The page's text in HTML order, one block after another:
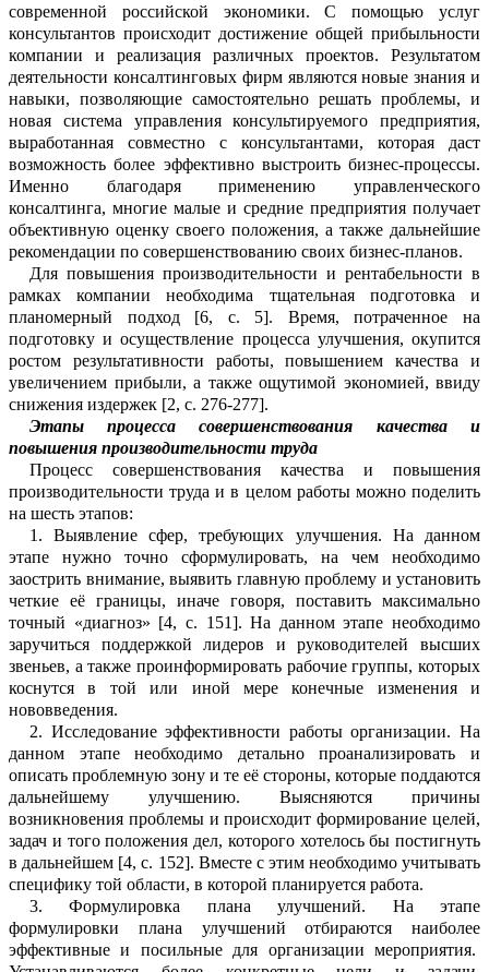
современной российской экономики. С помощью услуг
консультантов происходит достижение общей прибыльности
компании и реализация различных проектов. Результатом
деятельности консалтинговых фирм являются новые знания и
навыки, позволяющие самостоятельно решать проблемы, и
новая система управления консультируемого предприятия,
выработанная совместно с консультантами, которая даст
возможность более эффективно выстроить бизнес-процессы.
Именно благодаря применению управленческого
консалтинга, многие малые и средние предприятия получает
объективную оценку своего положения, а также дальнейшие
рекомендации по совершенствованию своих бизнес-планов.
Для повышения производительности и рентабельности в
рамках компании необходима тщательная подготовка и
планомерный подход [6, с. 5]. Время, потраченное на
подготовку и осуществление процесса улучшения, окупится
ростом результативности работы, повышением качества и
увеличением прибыли, а также ощутимой экономией, ввиду
снижения издержек [2, с. 276-277].
Этапы процесса совершенствования качества и
повышения производительности труда
Процесс совершенствования качества и повышения
производительности труда и в целом работы можно поделить
на шесть этапов:
1.
Выявление сфер, требующих улучшения. На данном
этапе нужно точно сформулировать, на чем необходимо
заострить внимание, выявить главную проблему и установить
четкие её границы, иначе говоря, поставить максимально
точный «диагноз» [4, с. 151]. На данном этапе необходимо
заручиться поддержкой лидеров и руководителей высших
звеньев, а также проинформировать рабочие группы, которых
коснутся в той или иной мере конечные изменения и
нововведения.
2. Исследование эффективности работы организации. На
данном этапе необходимо детально проанализировать и
описать проблемную зону и те её стороны, которые поддаются
дальнейшему улучшению. Выясняются причины
возникновения проблемы и происходит формирование целей,
задач и того положения дел, которого хотелось бы постигнуть
в дальнейшем [4,c. 152]. Вместе с этим необходимо учитывать
специфику той области, в которой планируется работа.
3.
Формулировка плана улучшений. На этапе
формулировки плана улучшений отбираются наиболее
эффективные и посильные для организации мероприятия.